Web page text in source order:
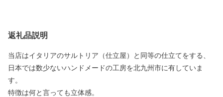
返礼品説明
当店はイタリアのサルトリア（仕立屋）と同等の仕立てをする、
日本では数少ないハンドメードの工房を北九州市に有していま
す。
特徴は何と言っても立体感。